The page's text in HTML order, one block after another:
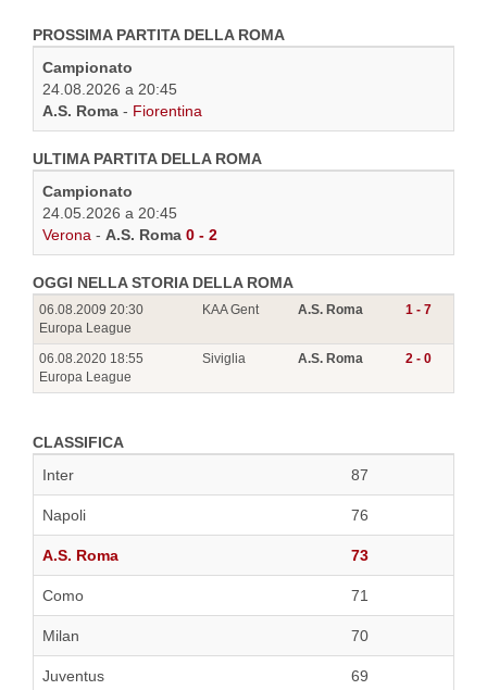
PROSSIMA PARTITA DELLA ROMA
Campionato
24.08.2026 a 20:45
A.S. Roma - Fiorentina
ULTIMA PARTITA DELLA ROMA
Campionato
24.05.2026 a 20:45
Verona - A.S. Roma 0 - 2
OGGI NELLA STORIA DELLA ROMA
06.08.2009 20:30
Europa League
KAA Gent A.S. Roma 1 - 7
06.08.2020 18:55
Europa League
Siviglia A.S. Roma 2 - 0
CLASSIFICA
Inter
87
Napoli 76
A.S. Roma 73
Como 71
Milan 70
Juventus 69